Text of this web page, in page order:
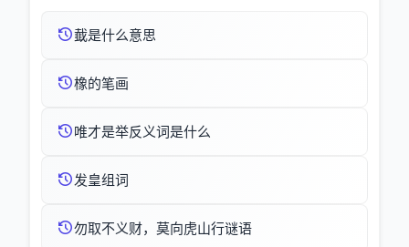
韯是什么意思
橡的笔画
唯才是举反义词是什么
发皇组词
勿取不义财，莫向虎山行谜语